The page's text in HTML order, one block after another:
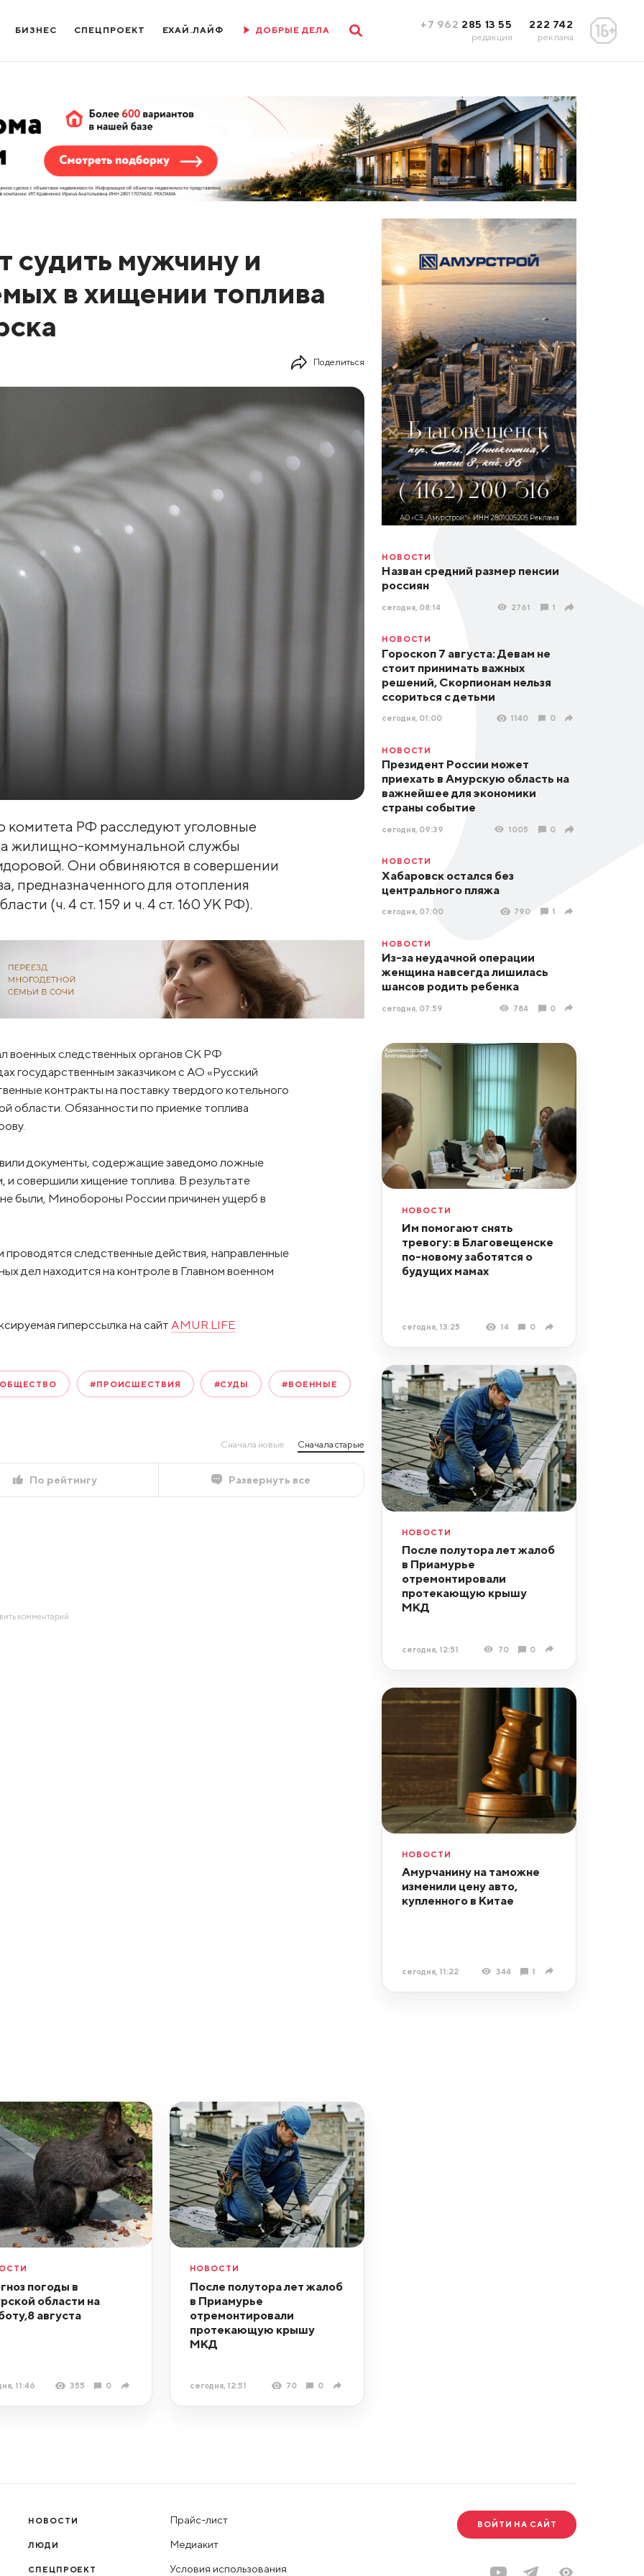
БИЗНЕС СПЕЦПРОЕКТ ЕХАЙ.ЛАЙФ ДОБРЫЕ ДЕЛА +7 962 285 13 55
редакция
222 742
реклама
судить мужчину и
в хищении топлива
Поделиться
комитета РФ расследуют уголовные
жилищно-коммунальной службы
Они обвиняются в совершении
предназначенного для отопления
(ч. 4 ст. 159 и ч. 4 ст. 160 УК РФ).
военных следственных органов СК РФ
государственным заказчиком с АО «Русский
контракты на поставку твердого котельного
области. Обязанности по приемке топлива
документы, содержащие заведомо ложные
совершили хищение топлива. В результате
были, Минобороны России причинен ущерб в
следственные действия, направленные
дел находится на контроле в Главном военном
гиперссылка на сайт AMUR.LIFE
#ПРОИСШЕСТВИЯ #СУДЫ #ВОЕННЫЕ
Сначала новые Сначала старые
По рейтингу Развернуть все
комментарий.
НОВОСТИ
Назван средний размер пенсии
россиян
сегодня, 08:14 2761 1
НОВОСТИ
Гороскоп 7 августа: Девам не
стоит принимать важных
решений, Скорпионам нельзя
ссориться с детьми
сегодня, 01:00 1140 0
НОВОСТИ
Президент России может
приехать в Амурскую область на
важнейшее для экономики
страны событие
сегодня, 09:39 1005 0
НОВОСТИ
Хабаровск остался без
центрального пляжа
сегодня, 07:00 790 1
НОВОСТИ
Из-за неудачной операции
женщина навсегда лишилась
шансов родить ребенка
сегодня, 07:59 784 0
НОВОСТИ
Им помогают снять
тревогу: в Благовещенске
по-новому заботятся о
будущих мамах
сегодня, 13:25 14 0
НОВОСТИ
После полутора лет жалоб
в Приамурье
отремонтировали
протекающую крышу
МКД
сегодня, 12:51 70 0
НОВОСТИ
Амурчанину на таможне
изменили цену авто,
купленного в Китае
сегодня, 11:22 344 1
погоды в
области на
августа
11:46 355 0
НОВОСТИ
После полутора лет жалоб
в Приамурье
отремонтировали
протекающую крышу
МКД
сегодня, 12:51 70 0
НОВОСТИ
ЛЮДИ
СПЕЦПРОЕКТ
Прайс-лист
Медиакит
Условия использования
ВОЙТИ НА САЙТ